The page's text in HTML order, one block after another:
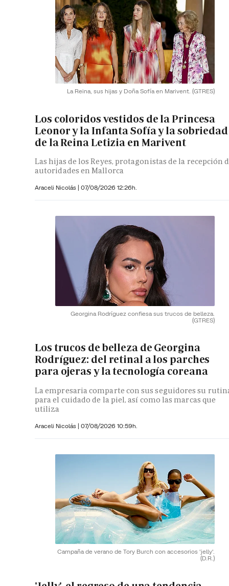
La Reina, sus hijas y Doña Sofía en Marivent. (GTRES)
Los coloridos vestidos de la Princesa
Leonor y la Infanta Sofía y la sobriedad
de la Reina Letizia en Marivent
Las hijas de los Reyes, protagonistas de la recepción
autoridades en Mallorca
Araceli Nicolás | 07/08/2026 12:26h.
Georgina Rodríguez confiesa sus trucos de belleza.
(GTRES)
Los trucos de belleza de Georgina
Rodríguez: del retinal a los parches
para ojeras y la tecnología coreana
La empresaria comparte con sus seguidores su
para el cuidado de la piel, así como las marcas que
utiliza
Araceli Nicolás | 07/08/2026 10:59h.
Campaña de verano de Tory Burch con accesorios 'jelly'.
(D.R.)